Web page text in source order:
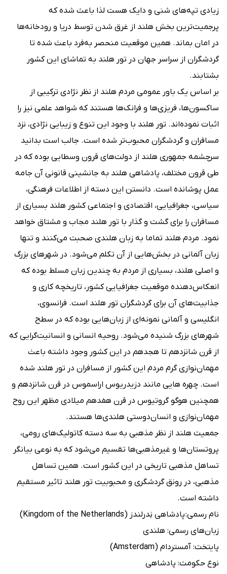
زیادی تپه‌های شنی و دایک هست لذا باعث شده که
پرجمیت‌ترین بخش هلند از غرق شدن توسط دریا و رودخانه‌ها
در امان بماند. همین موقعیت منحصر به‌فرد باعث شده تا
گردشگران از سراسر جهان در تور هلند به تماشای این کشور
بشتابند.
بر اساس یک باور عمومی مردم هلند از نظر نژادی ترکیبی از
ساکسون‌ها، فریزی‌ها و فرانک‌ها هستند که شواهد علمی نیز را
اثبات نموده‌اند. تور هلند با وجود این تنوع و زیبایی نژادی، نزد
مسافران و گردشگران محبوب‌تر شده است. جالب است بدانید
سرچشمه جمهوری هلند از دولت‌های قرون وسطایی بوده که در
طی قرون مختلف، پادشاهی هلند به جانشینی قانونی آن جامه
عمل پوشانده است. دانستن این دسته از اطلاعات فرهنگی،
سیاسی، جغرافیایی، اقتصادی و اجتماعی کشور هلند بسیاری از
مسافران را برای گشت و گذار با تور هلند مجاب و مشتاق خواهد
نمود. مردم هلند تماما به زبان هلندی صحبت می‌کنند و تنها
زبان آلمانی در بخش‌هایی از آن تکلم می‌شود. در شهرهای بزرگ
و اصلی هلند، بسیاری از مردم به چندین زبان مسلط بوده که
انعکاس‌دهنده موقعیت جغرافیایی کشور، تاریخچه کاری و
جذابیت‌های آن برای گردشگران تور هلند است. فرانسوی،
انگلیسی و آلمانی نمونه‌ای از زبان‌هایی بوده که در سطح
شهرهای بزرگ شنیده می‌شود. روحیه انسانی و انسانیت‌گرایی که
از قرن شانزدهم تا هجدهم در این کشور وجود داشته باعث
مهمان‌نوازی گرم مردم این کشور از مسافران در تور هلند شده
است. چهره هایی مانند دزیدریوس اراسموس در قرن شانزدهم و
همچنین هوگو گروتیوس در قرن هفدهم میلادی مظهر این روح
مهمان‌نوازی و انسان‌دوستی هلندی‌ها هستند.
جمعیت هلند از نظر مذهبی به سه دسته کاتولیک‌های رومی،
پروتستان‌ها و غیرمذهبی‌ها تقسیم می‌شود که به نوعی بیانگر
تساهل مذهبی تاریخی در این کشور است. همین تساهل
مذهبی، در رونق گردشگری و محبوبیت تور هلند تاثیر مستقیم
داشته است.
نام رسمی: پادشاهی نِدرلندز (Kingdom of the Netherlands)
زبان‌های رسمی: هلندی
پایتخت: آمستردام (Amsterdam)
نوع حکومت: پادشاهی